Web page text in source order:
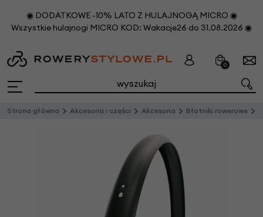
◉ DODATKOWE -10% LATO Z HULAJNOGĄ MICRO ◉
Wszystkie hulajnogi MICRO KOD: Wakacje26 do 31.08.2026 ◉
0
Strona główna Akcesoria i części Akcesoria Błotniki rowerowe